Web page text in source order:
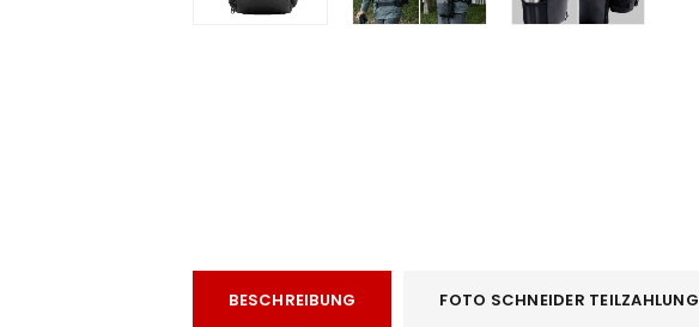
BESCHREIBUNG FOTO SCHNEIDER TEILZAHLUNG